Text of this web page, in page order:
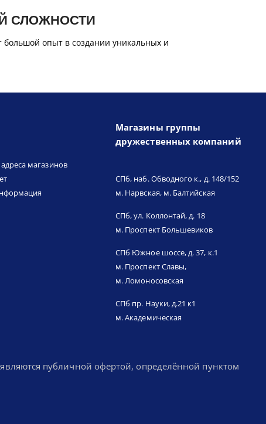
СЛОЖНОСТИ
опыт в создании уникальных и
магазинов
Магазины группы
дружественных компаний
СПб, наб. Обводного к., д. 148/152
м. Нарвская, м. Балтийская
СПб, ул. Коллонтай, д. 18
м. Проспект Большевиков
СПб Южное шоссе, д. 37, к.1
м. Проспект Славы,
м. Ломоносовская
СПб пр. Науки, д.21 к1
м. Академическая
публичной офертой, определённой пунктом